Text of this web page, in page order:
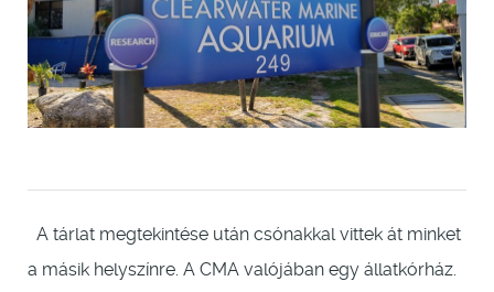
A tárlat megtekintése után csónakkal vittek át minket
a másik helyszínre. A CMA valójában egy állatkórház.